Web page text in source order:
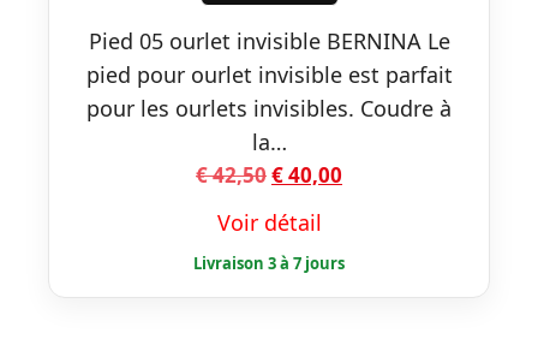
Pied 05 ourlet invisible BERNINA Le
pied pour ourlet invisible est parfait
pour les ourlets invisibles. Coudre à
la…
€42,50Le
initial
était :
€ 42,50.
€40,00
est :
€ 40,00.
Voir détail